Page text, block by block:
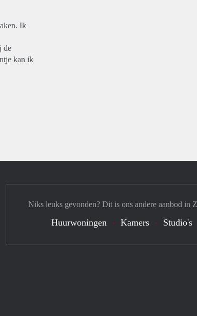
Ik
de
kan ik
Niks leuks gevonden? Dit is ons andere aanbod in
Huurwoningen Kamers Studio's